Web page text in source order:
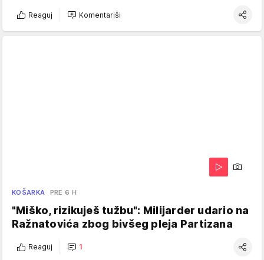
Reaguj Komentariši
KOŠARKA PRE 6 H
"Miško, rizikuješ tužbu": Milijarder udario na
Ražnatovića zbog bivšeg pleja Partizana
Reaguj 1